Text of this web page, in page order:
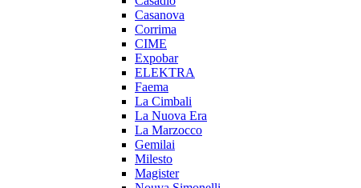
Casanova
Corrima
CIME
Expobar
ELEKTRA
Faema
La Cimbali
La Nuova Era
La Marzocco
Gemilai
Milesto
Magister